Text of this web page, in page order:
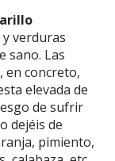
verduras
sano. Las
en concreto,
elevada de
de sufrir
dejéis de
pimiento,